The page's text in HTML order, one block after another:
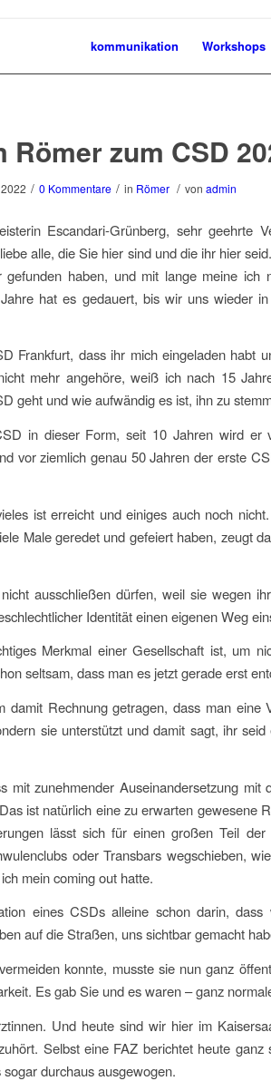
kommunikation Workshops
Römer zum CSD
/ 0 Kommentare / in Römer / von admin
Escandari-Grünberg, sehr geehrte
alle, die Sie hier sind und die ihr hier
haben, und mit lange meine ich
hat es gedauert, bis wir uns wieder
Frankfurt, dass ihr mich eingeladen habt
mehr angehöre, weiß ich nach 15
geht und wie aufwändig es ist, ihn zu
in dieser Form, seit 10 Jahren wird er
vor ziemlich genau 50 Jahren der erste
ist erreicht und einiges auch noch
Male geredet und gefeiert haben, zeugt
ausschließen dürfen, weil sie wegen
Identität einen eigenen Weg
Merkmal einer Gesellschaft ist, um
seltsam, dass man es jetzt gerade erst
damit Rechnung getragen, dass man eine
sie unterstützt und damit sagt, ihr
mit zunehmender Auseinandersetzung mit
ist natürlich eine zu erwarten gewesene
lässt sich für einen großen Teil der
oder Transbars wegschieben,
mein coming out hatte.
eines CSDs alleine schon darin,
auf die Straßen, uns sichtbar gemacht
konnte, musste sie nun ganz
Es gab Sie und es waren – ganz
Und heute sind wir hier im
Selbst eine FAZ berichtet heute ganz
durchaus ausgewogen.